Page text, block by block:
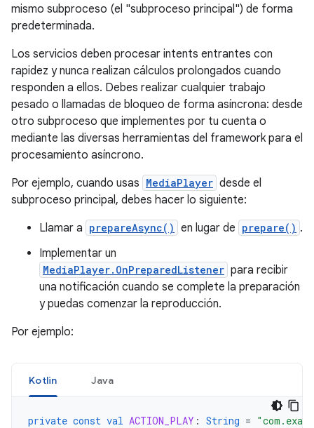
mismo subproceso (el "subproceso principal") de forma
predeterminada.
Los servicios deben procesar intents entrantes con
rapidez y nunca realizan cálculos prolongados cuando
responden a ellos. Debes realizar cualquier trabajo
pesado o llamadas de bloqueo de forma asíncrona: desde
otro subproceso que implementes por tu cuenta o
mediante las diversas herramientas del framework para el
procesamiento asíncrono.
Por ejemplo, cuando usas MediaPlayer desde el
subproceso principal, debes hacer lo siguiente:
Llamar a prepareAsync() en lugar de prepare() .
Implementar un
MediaPlayer.OnPreparedListener para recibir
una notificación cuando se complete la preparación
y puedas comenzar la reproducción.
Por ejemplo:
Kotlin Java
private const val ACTION_PLAY : String =